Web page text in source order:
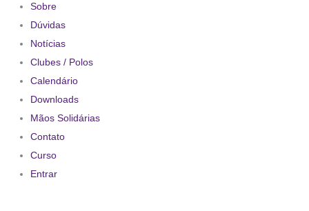
Sobre
Dúvidas
Notícias
Clubes / Polos
Calendário
Downloads
Mãos Solidárias
Contato
Curso
Entrar